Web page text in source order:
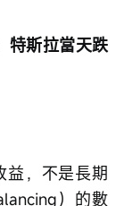
特斯拉當天跌
益，不是長期
）的數